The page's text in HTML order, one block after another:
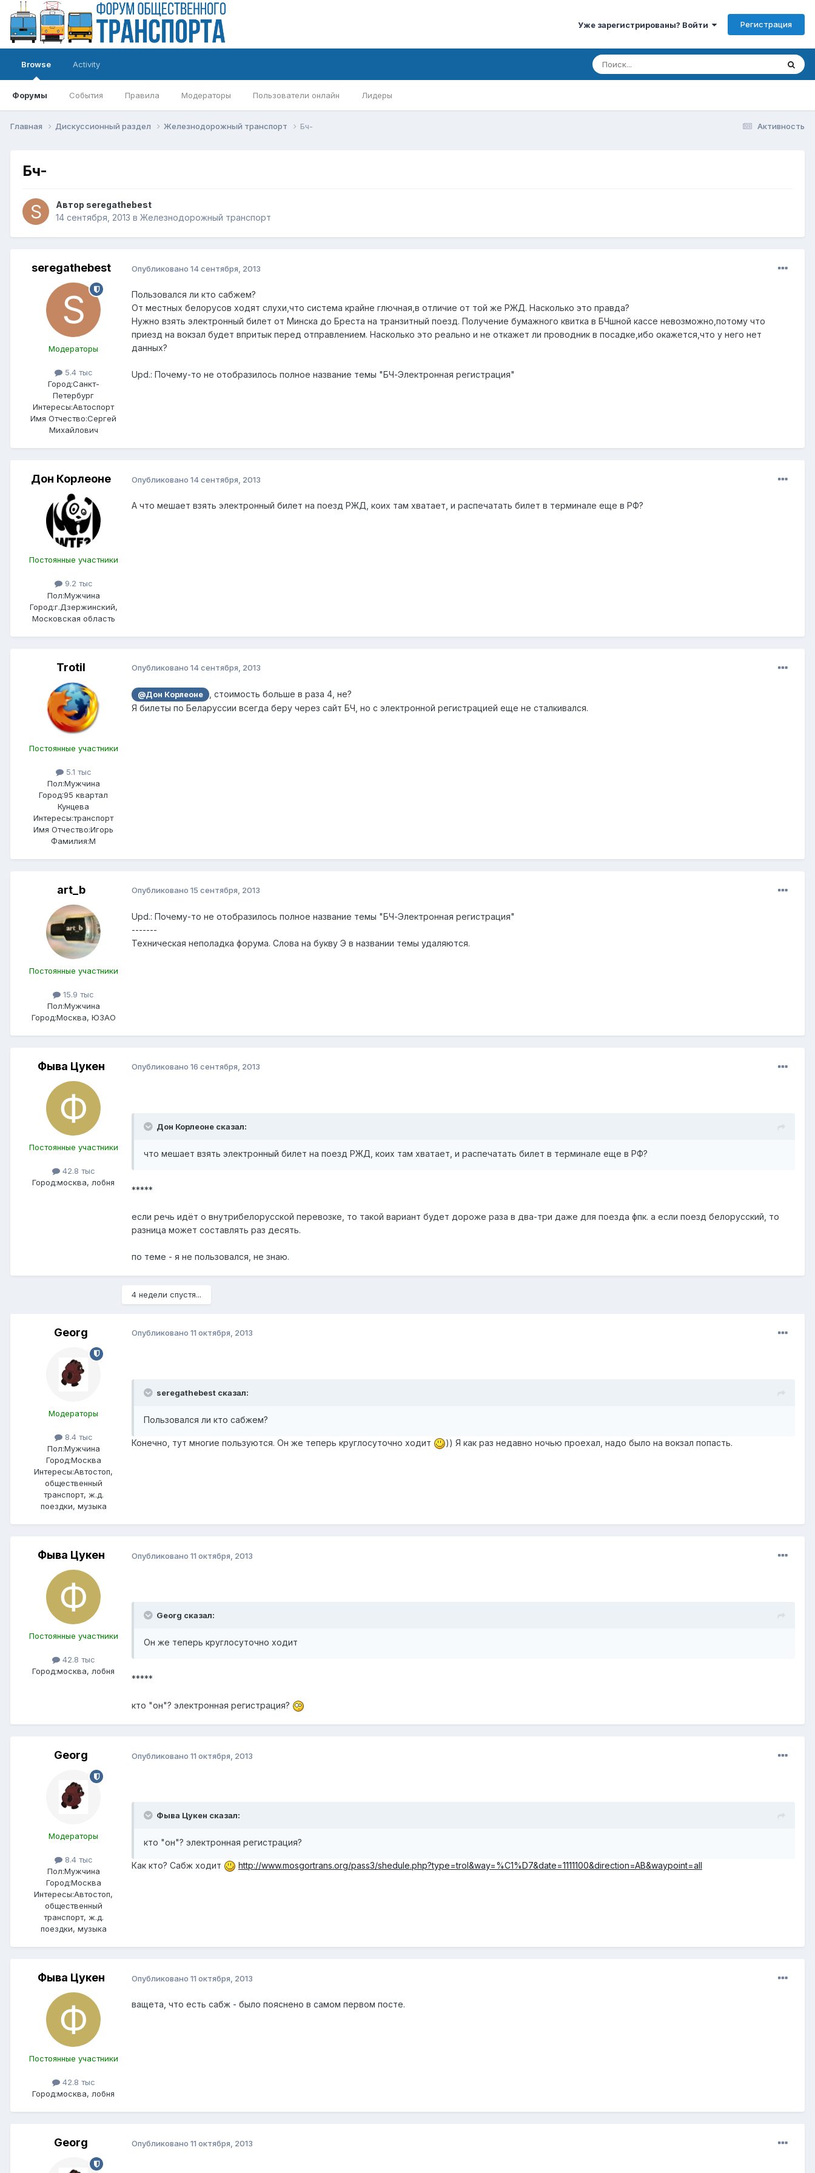
Уже зарегистрированы? Войти Регистрация
Browse
Форумы События Правила Модераторы Пользователи онлайн Лидеры
Activity
Активность
Главная Дискуссионный раздел Железнодорожный транспорт Бч-
Бч-
Автор seregathebest
14 сентября, 2013 в Железнодорожный транспорт
seregathebest
Модераторы
5.4 тыс
Город:Санкт-
Петербург
Интересы:Автоспорт
Имя Отчество:Сергей
Михайлович
Опубликовано 14 сентября, 2013
Пользовался ли кто сабжем?
От местных белорусов ходят слухи,что система крайне глючная,в отличие от той же РЖД. Насколько это правда?
Нужно взять электронный билет от Минска до Бреста на транзитный поезд. Получение бумажного квитка в БЧшной кассе невозможно,потому что
приезд на вокзал будет впритык перед отправлением. Насколько это реально и не откажет ли проводник в посадке,ибо окажется,что у него нет
данных?
Upd.: Почему-то не отобразилось полное название темы "БЧ-Электронная регистрация"
Дон Корлеоне
Постоянные участники
9.2 тыс
Пол:Мужчина
Город:г.Дзержинский,
Московская область
Опубликовано 14 сентября, 2013
А что мешает взять электронный билет на поезд РЖД, коих там хватает, и распечатать билет в терминале еще в РФ?
Trotil
Постоянные участники
5.1 тыс
Пол:Мужчина
Город:95 квартал
Кунцева
Интересы:транспорт
Имя Отчество:Игорь
Фамилия:М
Опубликовано 14 сентября, 2013
@Дон Корлеоне
, стоимость больше в раза 4, не?
Я билеты по Беларуссии всегда беру через сайт БЧ, но с электронной регистрацией еще не сталкивался.
art_b
Постоянные участники
15.9 тыс
Пол:Мужчина
Город:Москва, ЮЗАО
Опубликовано 15 сентября, 2013
Upd.: Почему-то не отобразилось полное название темы "БЧ-Электронная регистрация"
-------
Техническая неполадка форума. Слова на букву Э в названии темы удаляются.
Фыва Цукен
Постоянные участники
42.8 тыс
Город:москва, лобня
Опубликовано 16 сентября, 2013
Дон Корлеоне сказал:
что мешает взять электронный билет на поезд РЖД, коих там хватает, и распечатать билет в терминале еще в РФ?
*****
если речь идёт о внутрибелорусской перевозке, то такой вариант будет дороже раза в два-три даже для поезда фпк. а если поезд белорусский, то
разница может составлять раз десять.
по теме - я не пользовался, не знаю.
4 недели спустя...
Georg
Модераторы
8.4 тыс
Пол:Мужчина
Город:Москва
Интересы:Автостоп,
общественный
транспорт, ж.д.
поездки, музыка
Опубликовано 11 октября, 2013
seregathebest сказал:
Пользовался ли кто сабжем?
Конечно, тут многие пользуются. Он же теперь круглосуточно ходит )) Я как раз недавно ночью проехал, надо было на вокзал попасть.
Фыва Цукен
Постоянные участники
42.8 тыс
Город:москва, лобня
Опубликовано 11 октября, 2013
Georg сказал:
Он же теперь круглосуточно ходит
*****
кто "он"? электронная регистрация?
Georg
Модераторы
8.4 тыс
Пол:Мужчина
Город:Москва
Интересы:Автостоп,
общественный
транспорт, ж.д.
поездки, музыка
Опубликовано 11 октября, 2013
Фыва Цукен сказал:
кто "он"? электронная регистрация?
Как кто? Сабж ходит http://www.mosgortrans.org/pass3/shedule.php?type=trol&way=%C1%D7&date=1111100&direction=AB&waypoint=all
Фыва Цукен
Постоянные участники
42.8 тыс
Город:москва, лобня
Опубликовано 11 октября, 2013
ващета, что есть сабж - было пояснено в самом первом посте.
Georg Опубликовано 11 октября, 2013